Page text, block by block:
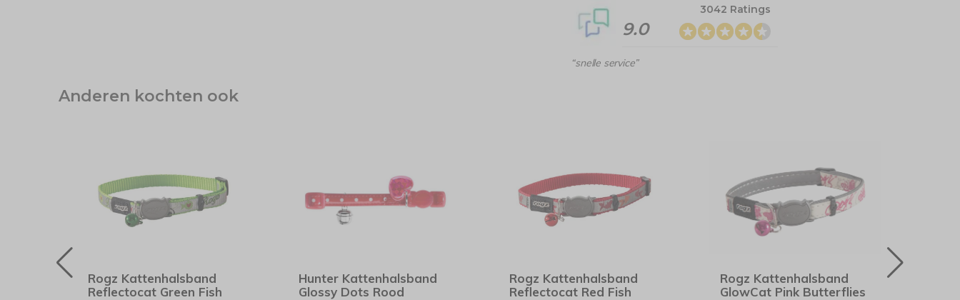
9.0
3042 Ratings
“snelle service”
Anderen kochten ook
Rogz Kattenhalsband
Reflectocat Green Fish
Hunter Kattenhalsband
Glossy Dots Rood
Rogz Kattenhalsband
Reflectocat Red Fish
Rogz Kattenhalsband
GlowCat Pink Butterflies